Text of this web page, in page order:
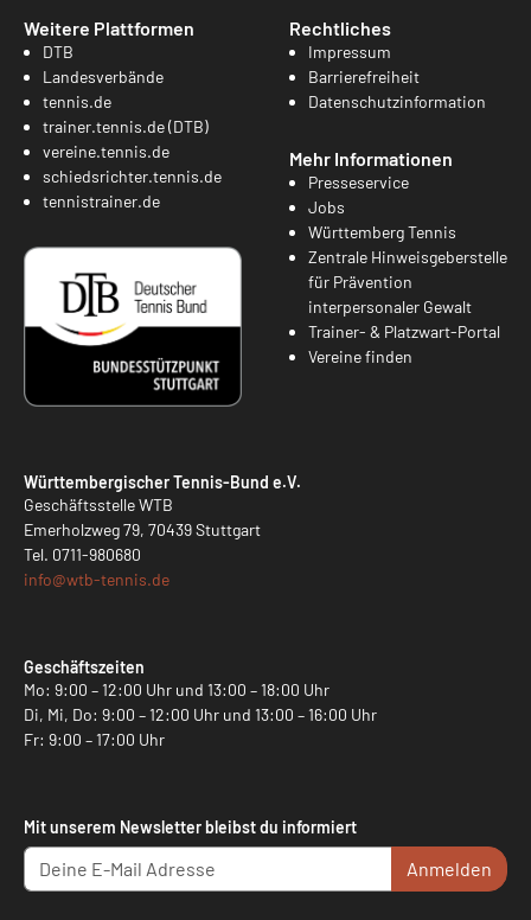
Weitere Plattformen
DTB
Landesverbände
tennis.de
trainer.tennis.de (DTB)
vereine.tennis.de
schiedsrichter.tennis.de
tennistrainer.de
Rechtliches
Impressum
Barrierefreiheit
Datenschutzinformation
Mehr Informationen
Presseservice
Jobs
Württemberg Tennis
Zentrale Hinweisgeberstelle
für Prävention
interpersonaler Gewalt
Trainer- & Platzwart-Portal
Vereine finden
Württembergischer Tennis-Bund e.V.
Geschäftsstelle WTB
Emerholzweg 79, 70439 Stuttgart
Tel. 0711-980680
info@wtb-tennis.de
Geschäftszeiten
Mo: 9:00 – 12:00 Uhr und 13:00 – 18:00 Uhr
Di, Mi, Do: 9:00 – 12:00 Uhr und 13:00 – 16:00 Uhr
Fr: 9:00 – 17:00 Uhr
Mit unserem Newsletter bleibst du informiert
Anmelden